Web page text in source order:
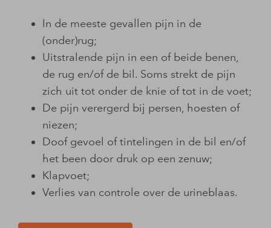
In de meeste gevallen pijn in de
(onder)rug;
Uitstralende pijn in een of beide benen,
de rug en/of de bil. Soms strekt de pijn
zich uit tot onder de knie of tot in de voet;
De pijn verergerd bij persen, hoesten of
niezen;
Doof gevoel of tintelingen in de bil en/of
het been door druk op een zenuw;
Klapvoet;
Verlies van controle over de urineblaas.